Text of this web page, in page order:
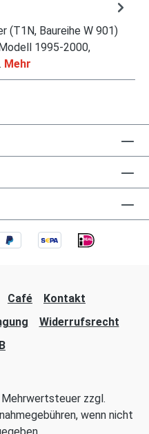
(T1N, Baureihe W 901)
1995-2000,
Mehr
Café
Kontakt
Widerrufsrecht
zzgl.
wenn nicht